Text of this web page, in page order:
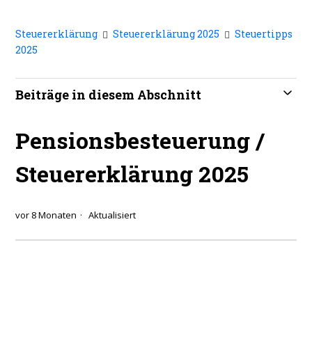
Steuererklärung Steuererklärung 2025
Steuertipps
2025
Beiträge in diesem Abschnitt
Pensionsbesteuerung /
Steuererklärung 2025
vor 8 Monaten Aktualisiert